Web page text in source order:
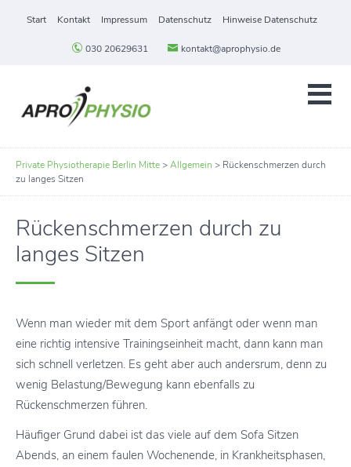
Start Kontakt Impressum Datenschutz Hinweise Datenschutz
030 20629631 kontakt@aprophysio.de
Private Physiotherapie Berlin Mitte>Allgemein > Rückenschmerzen durch
zu langes Sitzen
Rückenschmerzen durch zu
langes Sitzen
Wenn man wieder mit dem Sport anfängt oder wenn man
eine richtig intensive Trainingseinheit macht, dann kann man
sich schnell verletzen. Es geht aber auch andersrum, denn zu
wenig Belastung/Bewegung kann ebenfalls zu
Rückenschmerzen führen.
Häufiger Grund dabei ist das viele auf dem Sofa Sitzen
Abends, an einem faulen Wochenende, in Krankheitsphasen,